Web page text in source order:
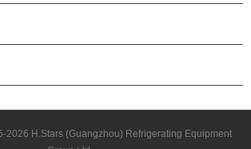
2026 H.Stars (Guangzhou) Refrigerating Equipment